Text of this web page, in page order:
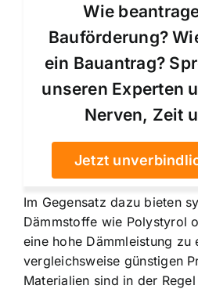
Wie
Bauförderung?
ein Bauantrag?
unseren Experten
Nerven, Zeit
Jetzt
Im Gegensatz dazu bieten
Dämmstoffe wie Polystyrol
eine hohe Dämmleistung zu
vergleichsweise günstigen
Materialien sind in der